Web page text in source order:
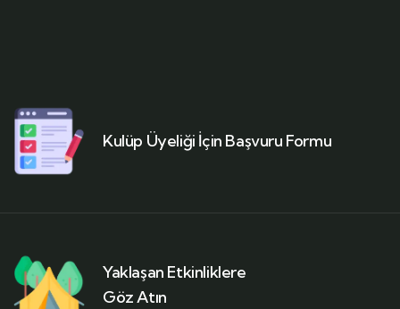
Kulüp Üyeliği İçin Başvuru Formu
Yaklaşan Etkinliklere
Göz Atın